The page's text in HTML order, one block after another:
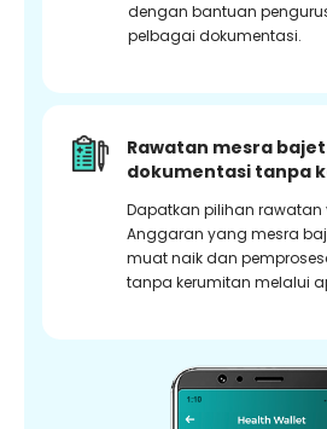
dengan bantuan
pelbagai dokumentasi.
Rawatan mesra
dokumentasi tanpa
Dapatkan pilihan
Anggaran yang mesra
muat naik dan
tanpa kerumitan melalui